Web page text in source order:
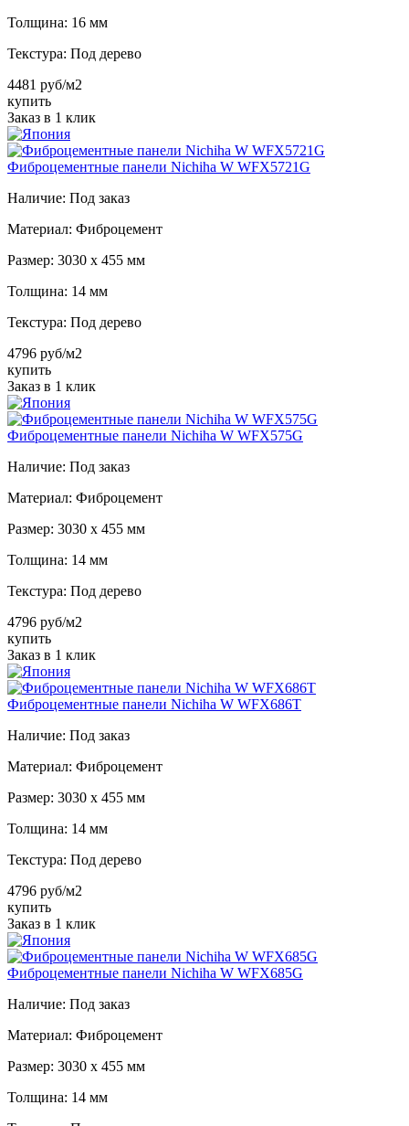
Толщина: 16 мм
Текстура: Под дерево
4481 руб/м2
купить
Заказ в 1 клик
Фиброцементные панели Nichiha W WFX5721G
Наличие: Под заказ
Материал: Фиброцемент
Размер: 3030 х 455 мм
Толщина: 14 мм
Текстура: Под дерево
4796 руб/м2
купить
Заказ в 1 клик
Фиброцементные панели Nichiha W WFX575G
Наличие: Под заказ
Материал: Фиброцемент
Размер: 3030 х 455 мм
Толщина: 14 мм
Текстура: Под дерево
4796 руб/м2
купить
Заказ в 1 клик
Фиброцементные панели Nichiha W WFX686T
Наличие: Под заказ
Материал: Фиброцемент
Размер: 3030 х 455 мм
Толщина: 14 мм
Текстура: Под дерево
4796 руб/м2
купить
Заказ в 1 клик
Фиброцементные панели Nichiha W WFX685G
Наличие: Под заказ
Материал: Фиброцемент
Размер: 3030 х 455 мм
Толщина: 14 мм